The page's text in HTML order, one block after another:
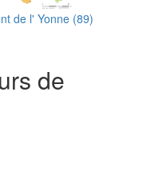
de l' Yonne (89)
de